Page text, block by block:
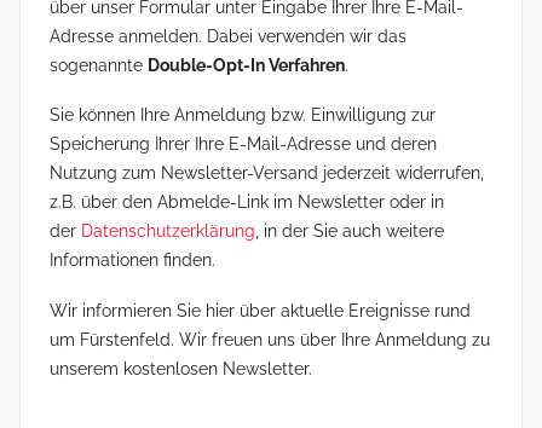
über unser Formular unter Eingabe Ihrer Ihre E-Mail-
Adresse anmelden. Dabei verwenden wir das
sogenannte Double-Opt-In Verfahren.
Sie können Ihre Anmeldung bzw. Einwilligung zur
Speicherung Ihrer Ihre E-Mail-Adresse und deren
Nutzung zum Newsletter-Versand jederzeit widerrufen,
z.B. über den Abmelde-Link im Newsletter oder in
der Datenschutzerklärung, in der Sie auch weitere
Informationen finden.
Wir informieren Sie hier über aktuelle Ereignisse rund
um Fürstenfeld. Wir freuen uns über Ihre Anmeldung zu
unserem kostenlosen Newsletter.